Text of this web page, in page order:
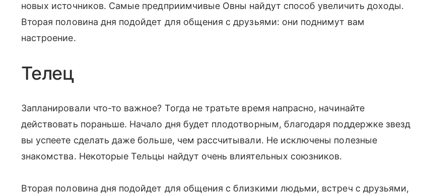
новых источников. Самые предприимчивые Овны найдут способ увеличить доходы.
Вторая половина дня подойдет для общения с друзьями: они поднимут вам
настроение.
Телец
Запланировали что-то важное? Тогда не тратьте время напрасно, начинайте
действовать пораньше. Начало дня будет плодотворным, благодаря поддержке звезд
вы успеете сделать даже больше, чем рассчитывали. Не исключены полезные
знакомства. Некоторые Тельцы найдут очень влиятельных союзников.
Вторая половина дня подойдет для общения с близкими людьми, встреч с друзьями,